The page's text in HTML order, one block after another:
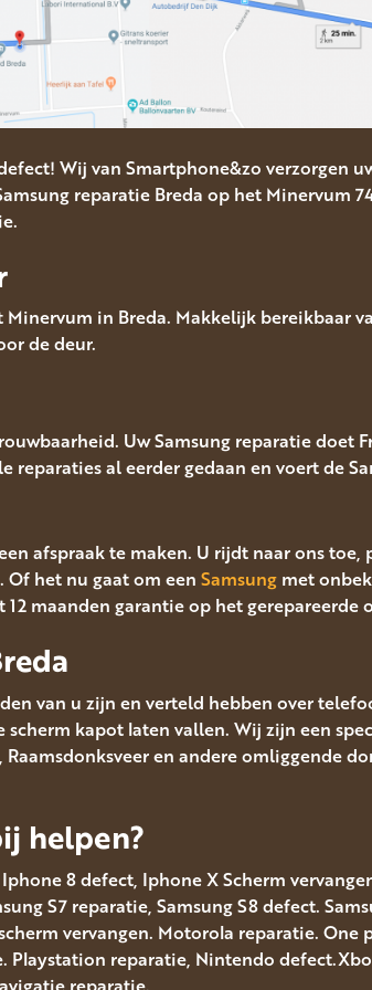
Wij van Smartphone&zo verzorgen
reparatie Breda op het Minervum
in Breda. Makkelijk bereikbaar
de deur.
Uw Samsung reparatie doet
reparaties al eerder gedaan en voert de
afspraak te maken. U rijdt naar ons
het nu gaat om een Samsung met
maanden garantie op het gerepareerde
van u zijn en verteld hebben over
kapot laten vallen. Wij zijn een
Raamsdonksveer en andere omliggende
helpen?
8 defect, Iphone X Scherm
S7 reparatie, Samsung S8 defect.
vervangen. Motorola reparatie.
reparatie, Nintendo